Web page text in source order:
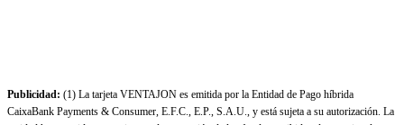
Publicidad: (1) La tarjeta VENTAJON es emitida por la Entidad de Pago híbrida
CaixaBank Payments & Consumer, E.F.C., E.P., S.A.U., y está sujeta a su autorización. La